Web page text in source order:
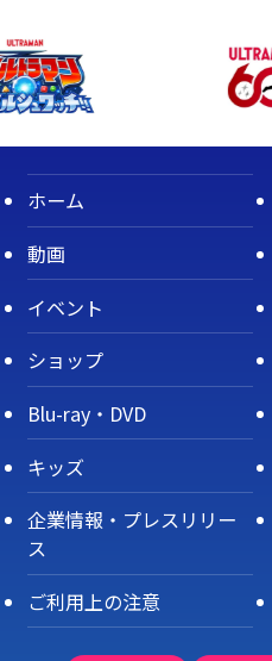
ホーム
動画
イベント
ショップ
Blu-ray・DVD
キッズ
企業情報・プレスリリー
ス
ご利用上の注意